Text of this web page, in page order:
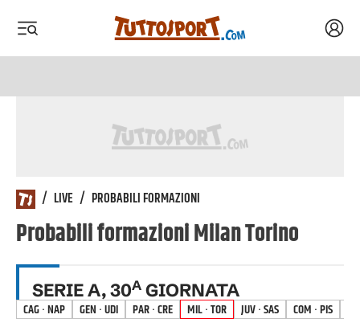
/ LIVE / PROBABILI FORMAZIONI
Probabili formazioniMilanTorino
SERIE A,30A GIORNATA
CAG·NAP GEN ·UDI PAR·CRE MIL·TOR JUV·SAS COM ·PIS